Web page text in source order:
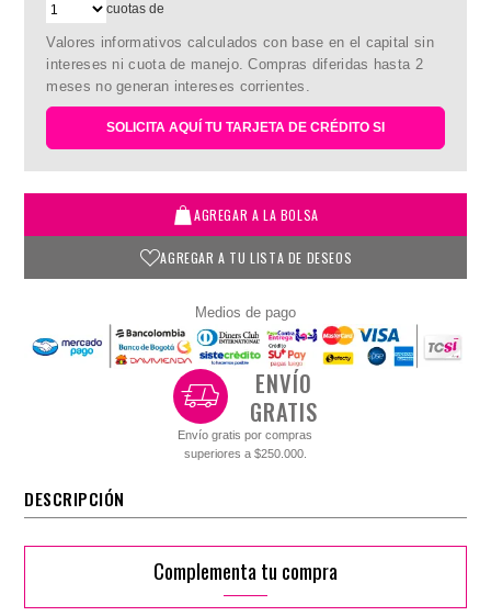
cuotas de
Valores informativos calculados con base en el capital sin
intereses ni cuota de manejo. Compras diferidas hasta 2
meses no generan intereses corrientes.
SOLICITA AQUÍ TU TARJETA DE CRÉDITO SI
AGREGAR A LA BOLSA
AGREGAR A TU LISTA DE DESEOS
Medios de pago
ENVÍO
GRATIS
Envío gratis por compras
superiores a $250.000.
DESCRIPCIÓN
Complementa tu compra